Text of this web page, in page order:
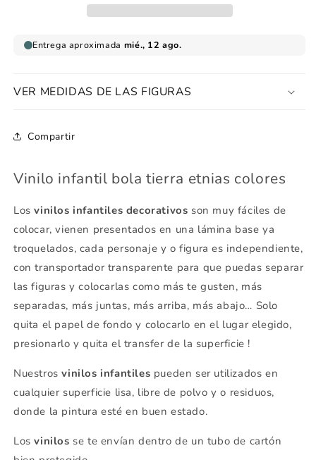
VER MEDIDAS DE LAS FIGURAS
Compartir
Vinilo infantil bola tierra etnias colores
Losvinilos infantiles decorativos son muy fáciles de
colocar, vienen presentados en una lámina base ya
troquelados, cada personaje y o figura es independiente,
con transportador transparente para que puedas separar
las figuras y colocarlas como más te gusten, más
separadas, más juntas, más arriba, más abajo… Solo
quita el papel de fondo y colocarlo en el lugar elegido,
presionarlo y quita el transfer de la superficie !
Nuestrosvinilos infantiles pueden ser utilizados en
cualquier superficie lisa, libre de polvo y o residuos,
donde la pintura esté en buen estado.
Losvinilos se te envían dentro de un tubo de cartón